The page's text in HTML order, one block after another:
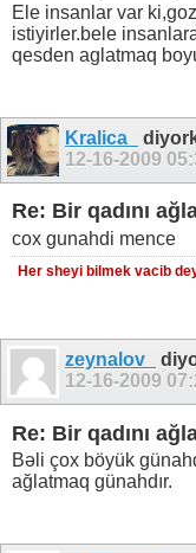
Ele insanlar var
istiyirler.bele
qesden aglatmaq
Kralica_
12-16-2009
Re: Bir qadını
cox gunahdi mence
Her sheyi bilmek vacib
zeynalov_
12-16-2009
Re: Bir qadını
Bəli çox böyük
ağlatmaq günahdır.